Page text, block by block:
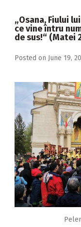
2017
2016
2015
2012
2011
2010
2009
„Osana, Fiului
ce vine întru
de sus!“ (Matei
Posted on June 19,